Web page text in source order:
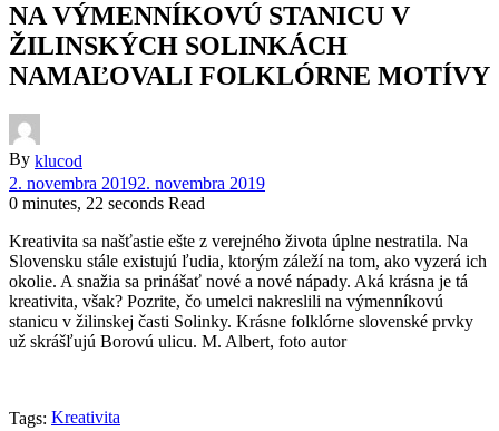
NA VÝMENNÍKOVÚ STANICU V
ŽILINSKÝCH SOLINKÁCH
NAMAĽOVALI FOLKLÓRNE MOTÍVY
By klucod
2. novembra 20192. novembra 2019
0 minutes, 22 seconds Read
Kreativita sa našťastie ešte z verejného života úplne nestratila. Na
Slovensku stále existujú ľudia, ktorým záleží na tom, ako vyzerá ich
okolie. A snažia sa prinášať nové a nové nápady. Aká krásna je tá
kreativita, však? Pozrite, čo umelci nakreslili na výmenníkovú
stanicu v žilinskej časti Solinky. Krásne folklórne slovenské prvky
už skrášľujú Borovú ulicu. M. Albert, foto autor
Tags: Kreativita